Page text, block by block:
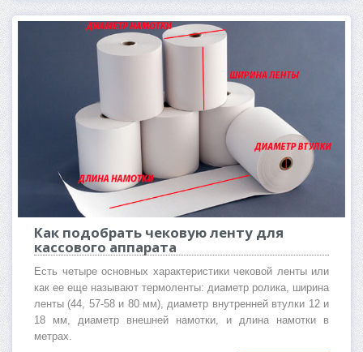
Как подобрать чековую ленту для
кассового аппарата
Есть четыре основных характеристики чековой ленты или
как ее еще называют термоленты: диаметр ролика, ширина
ленты (44, 57-58 и 80 мм), диаметр внутренней втулки 12 и
18 мм, диаметр внешней намотки, и длина намотки в
метрах.